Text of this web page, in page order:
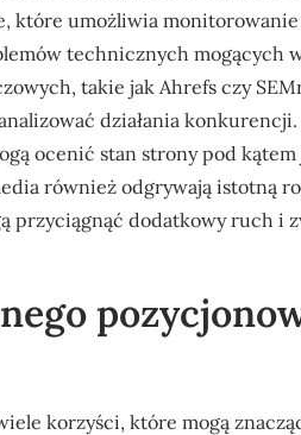
które umożliwia
technicznych mogących
takie jak Ahrefs czy
działania
ocenić stan strony pod
również odgrywają istotną
przyciągnąć dodatkowy ruch i
korzyści, które mogą